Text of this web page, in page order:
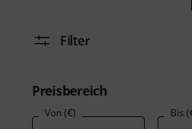
Filter
Preisbereich
Von (€) Bis